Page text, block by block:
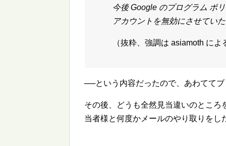
今後 Google のプログラム ポ
アカウントを無効にさせてい
（抜粋、強調は asiamoth によ
──という内容だったので、あわててブ
その後、どうも全然見当違いのところ
当者様と何度かメールのやり取りをし